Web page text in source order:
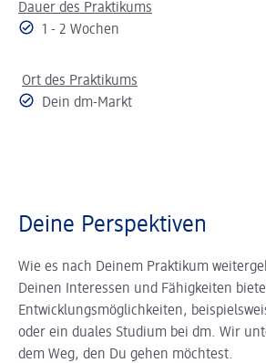
Dauer des Praktikums
1 - 2 Wochen
Ort des Praktikums
Dein dm-Markt
Deine Perspektiven
Wie es nach Deinem Praktikum
Deinen Interessen und Fähigkeiten
Entwicklungsmöglichkeiten,
oder ein duales Studium bei dm. Wir
dem Weg, den Du gehen möchtest.